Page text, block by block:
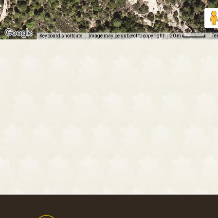
Keyboard shortcuts Image may be subject to copyright 20 m